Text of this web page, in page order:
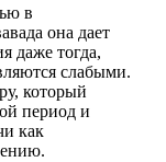
в
она дает
даже тогда,
слабыми.
который
период и
как